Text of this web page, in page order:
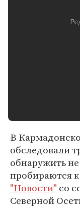
В
обследовали
обнаружить
пробираются
"Новости" со
Северной